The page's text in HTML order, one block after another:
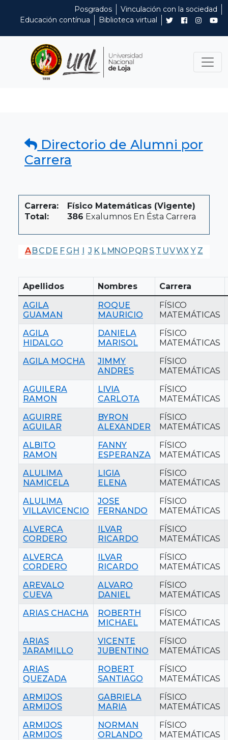
Posgrados
Vinculación con la sociedad
Educación contínua
Biblioteca virtual
Directorio de Alumni por
Carrera
Carrera:
Físico Matemáticas (Vigente)
Total:
386 Exalumnos En Ésta Carrera
ABC DE F G H I J K LMNO PQR S T UVWX Y Z
Apellidos Nombres
Carrera
AGILA
GUAMAN
ROQUE
MAURICIO
FÍSICO
MATEMÁTICAS
AGILA
HIDALGO
DANIELA
MARISOL
FÍSICO
MATEMÁTICAS
AGILA MOCHA
JIMMY
ANDRES
FÍSICO
MATEMÁTICAS
AGUILERA
RAMON
LIVIA
CARLOTA
FÍSICO
MATEMÁTICAS
AGUIRRE
AGUILAR
BYRON
ALEXANDER
FÍSICO
MATEMÁTICAS
ALBITO
RAMON
FANNY
ESPERANZA
FÍSICO
MATEMÁTICAS
ALULIMA
NAMICELA
LIGIA
ELENA
FÍSICO
MATEMÁTICAS
ALULIMA
VILLAVICENCIO
JOSE
FERNANDO
FÍSICO
MATEMÁTICAS
ALVERCA
CORDERO
ILVAR
RICARDO
FÍSICO
MATEMÁTICAS
ALVERCA
CORDERO
ILVAR
RICARDO
FÍSICO
MATEMÁTICAS
AREVALO
CUEVA
ALVARO
DANIEL
FÍSICO
MATEMÁTICAS
ARIAS CHACHA
ROBERTH
MICHAEL
FÍSICO
MATEMÁTICAS
ARIAS
JARAMILLO
VICENTE
JUBENTINO
FÍSICO
MATEMÁTICAS
ARIAS
QUEZADA
ROBERT
SANTIAGO
FÍSICO
MATEMÁTICAS
ARMIJOS
ARMIJOS
GABRIELA
MARIA
FÍSICO
MATEMÁTICAS
ARMIJOS
ARMIJOS
NORMAN
ORLANDO
FÍSICO
MATEMÁTICAS